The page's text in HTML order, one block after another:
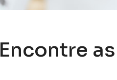
Encontre